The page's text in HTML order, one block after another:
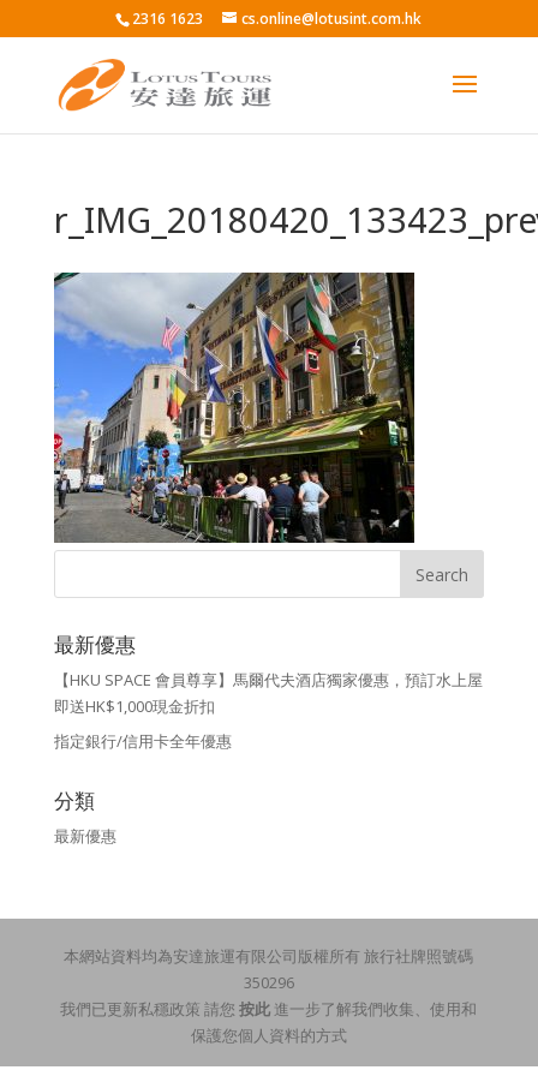
2316 1623 cs.online@lotusint.com.hk
最新優惠
【HKU SPACE 會員尊享】馬爾代夫酒店獨家優惠，預訂水上屋
即送HK$1,000現金折扣
指定銀行/信用卡全年優惠
分類
最新優惠
本網站資料均為安達旅運有限公司版權所有 旅行社牌照號碼
350296
我們已更新私穩政策 請您按此 進一步了解我們收集、使用和
保護您個人資料的方式